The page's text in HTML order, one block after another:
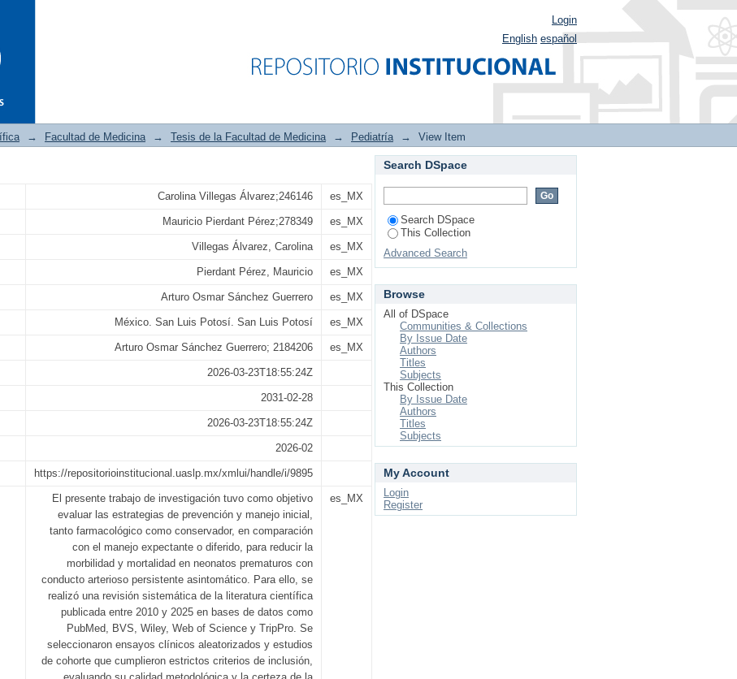
de manejo inicial del conducto arterioso persistente
prematuros: una revisión sistemática de la literatura.
Login
English español
→ Facultad de Medicina → Tesis de la Facultad de Medicina → Pediatría → View Item
Carolina Villegas Álvarez;246146 es_MX
Mauricio Pierdant Pérez;278349 es_MX
Villegas Álvarez, Carolina es_MX
Pierdant Pérez, Mauricio es_MX
Arturo Osmar Sánchez Guerrero es_MX
México. San Luis Potosí. San Luis Potosí es_MX
Arturo Osmar Sánchez Guerrero; 2184206 es_MX
2026-03-23T18:55:24Z
2031-02-28
2026-03-23T18:55:24Z
2026-02
https://repositorioinstitucional.uaslp.mx/xmlui/handle/i/9895
El presente trabajo de investigación tuvo como objetivo
evaluar las estrategias de prevención y manejo inicial,
tanto farmacológico como conservador, en comparación
con el manejo expectante o diferido, para reducir la
morbilidad y mortalidad en neonatos prematuros con
conducto arterioso persistente asintomático. Para ello, se
realizó una revisión sistemática de la literatura científica
publicada entre 2010 y 2025 en bases de datos como
PubMed, BVS, Wiley, Web of Science y TripPro. Se
seleccionaron ensayos clínicos aleatorizados y estudios
de cohorte que cumplieron estrictos criterios de inclusión,
es_MX
Search DSpace
Search DSpace
This Collection
Advanced Search
Browse
All of DSpace
Communities & Collections
By Issue Date
Authors
Titles
Subjects
This Collection
By Issue Date
Authors
Titles
Subjects
My Account
Login
Register